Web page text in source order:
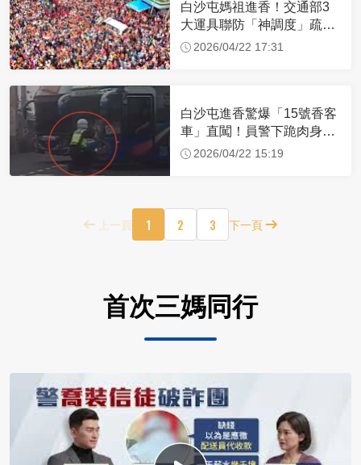
白沙屯媽祖進香！交通部3
大運具聯防「神調度」疏運
32.1萬創新高
2026/04/22 17:31
白沙屯進香驚爆「15號香客
車」直闖！員警下跪肉身擋
車：讓行人先過
2026/04/22 15:19
上一頁 1 2 3 下一頁
首次三媽同行